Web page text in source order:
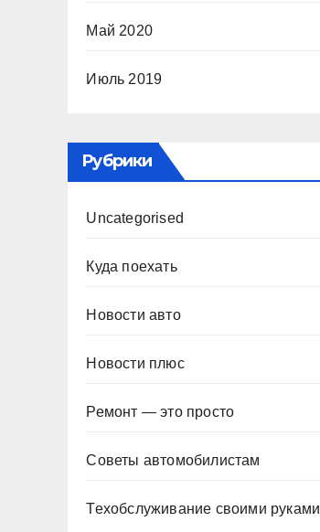
Май 2020
Июль 2019
Рубрики
Uncategorised
Куда поехать
Новости авто
Новости плюс
Ремонт — это просто
Советы автомобилистам
Техобслуживание своими руками